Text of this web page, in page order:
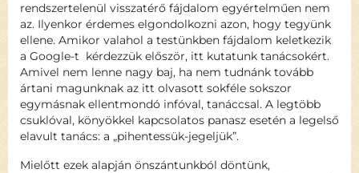
rendszertelenül visszatérő fájdalom egyértelműen nem
az. Ilyenkor érdemes elgondolkozni azon, hogy tegyünk
ellene. Amikor valahol a testünkben fájdalom keletkezik
a Google-t kérdezzük először, itt kutatunk tanácsokért.
Amivel nem lenne nagy baj, ha nem tudnánk tovább
ártani magunknak az itt olvasott sokféle sokszor
egymásnak ellentmondó infóval, tanáccsal. A legtöbb
csuklóval, könyökkel kapcsolatos panasz esetén a legelső
elavult tanács: a „pihentessük-jegeljük”.
Mielőtt ezek alapján önszántunkból döntünk,